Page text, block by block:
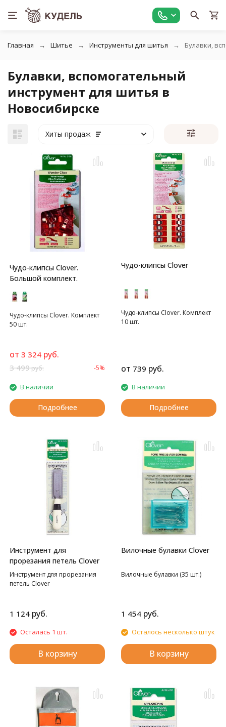
Главная Шитье Инструменты для шитья Булавки,
Булавки, вспомогательный
инструмент для шитья в
Новосибирске
Хиты продаж
Чудо-клипсы Clover.
Большой комплект.
Чудо-клипсы Clover. Комплект
50 шт.
от 3 324 руб.
3 499руб. -5%
В наличии
Подробнее
Чудо-клипсы Clover
Чудо-клипсы Clover. Комплект
10 шт.
от 739 руб.
В наличии
Подробнее
Инструмент для
прорезания петель Clover
Инструмент для прорезания
петель Clover
1 124 руб.
Осталась 1 шт.
В корзину
Вилочные булавки Clover
Вилочные булавки (35 шт.)
1 454 руб.
Осталось несколько штук
В корзину